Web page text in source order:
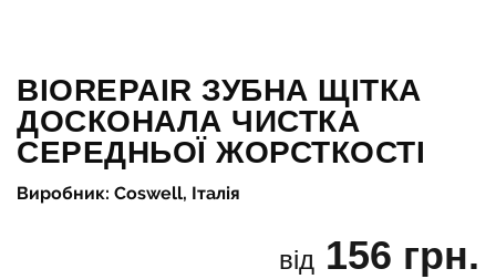
BIOREPAIR ЗУБНА ЩІТКА
ДОСКОНАЛА ЧИСТКА
СЕРЕДНЬОЇ ЖОРСТКОСТІ
Виробник: Coswell, Італія
від 156 грн.